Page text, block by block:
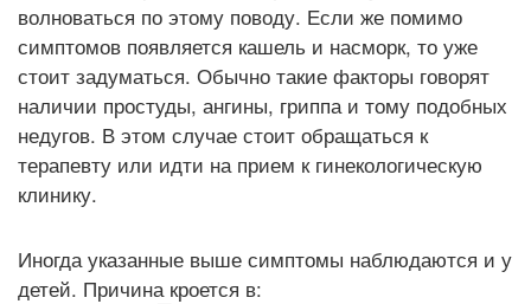
волноваться по этому поводу. Если же помимо
симптомов появляется кашель и насморк, то уже
стоит задуматься. Обычно такие факторы говорят
наличии простуды, ангины, гриппа и тому подобных
недугов. В этом случае стоит обращаться к
терапевту или идти на прием к гинекологическую
клинику.
Иногда указанные выше симптомы наблюдаются и у
детей. Причина кроется в: